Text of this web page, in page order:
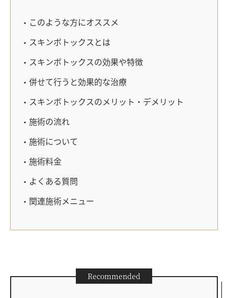
このような方にオススメ
スキンボトックスとは
スキンボトックスの効果や特徴
併せて行うと効果的な治療
スキンボトックスのメリット・デメリット
施術の流れ
施術について
施術料金
よくある質問
関連施術メニュー
Recommended